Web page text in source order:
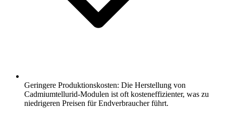
Geringere Produktionskosten: Die Herstellung von
Cadmiumtellurid-Modulen ist oft kosteneffizienter, was zu
niedrigeren Preisen für Endverbraucher führt.